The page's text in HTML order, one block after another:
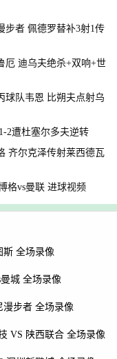
步者 佩德罗替补3射1传
厄 迪乌夫绝杀+双响+世
球队韦恩 比朔夫点射乌
2遭杜塞尔多夫逆转
齐尔克泽传射莱西德瓦
格vs曼联 进球视频
斯 全场录像
城 全场录像
漫步者 全场录像
VS 陕西联合 全场录像